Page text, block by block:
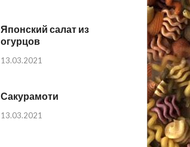
Японский салат из
огурцов
13.03.2021
Сакурамоти
13.03.2021